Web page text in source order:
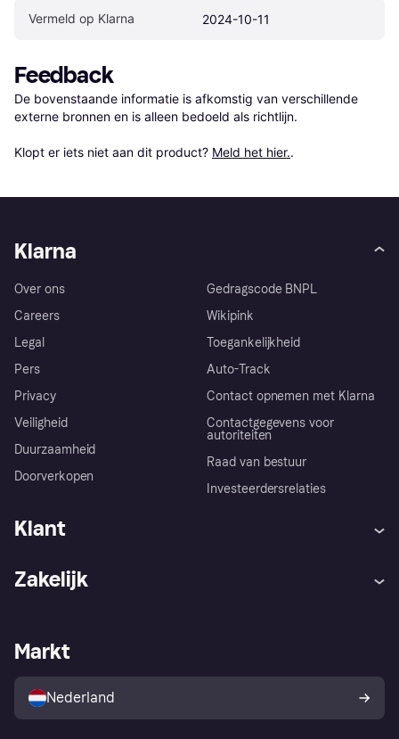
Vermeld op Klarna 2024-10-11
Feedback
De bovenstaande informatie is afkomstig van verschillende
externe bronnen en is alleen bedoeld als richtlijn.
Klopt er iets niet aan dit product? Meld het hier..
Klarna
Over ons
Careers
Legal
Pers
Privacy
Veiligheid
Duurzaamheid
Doorverkopen
Gedragscode BNPL
Wikipink
Toegankelijkheid
Auto-Track
Contact opnemen met Klarna
Contactgegevens voor
autoriteiten
Raad van bestuur
Investeerdersrelaties
Klant
Winkeloverzicht
Kopersbescherming voor
consumenten
Zakelijk
Zakelijke login
Markt
Nederland